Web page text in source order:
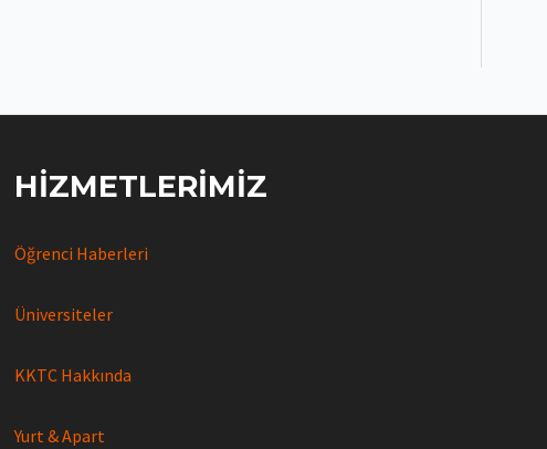
HIZMETLERIMIZ
Öğrenci Haberleri
Üniversiteler
KKTC Hakkında
Yurt & Apart